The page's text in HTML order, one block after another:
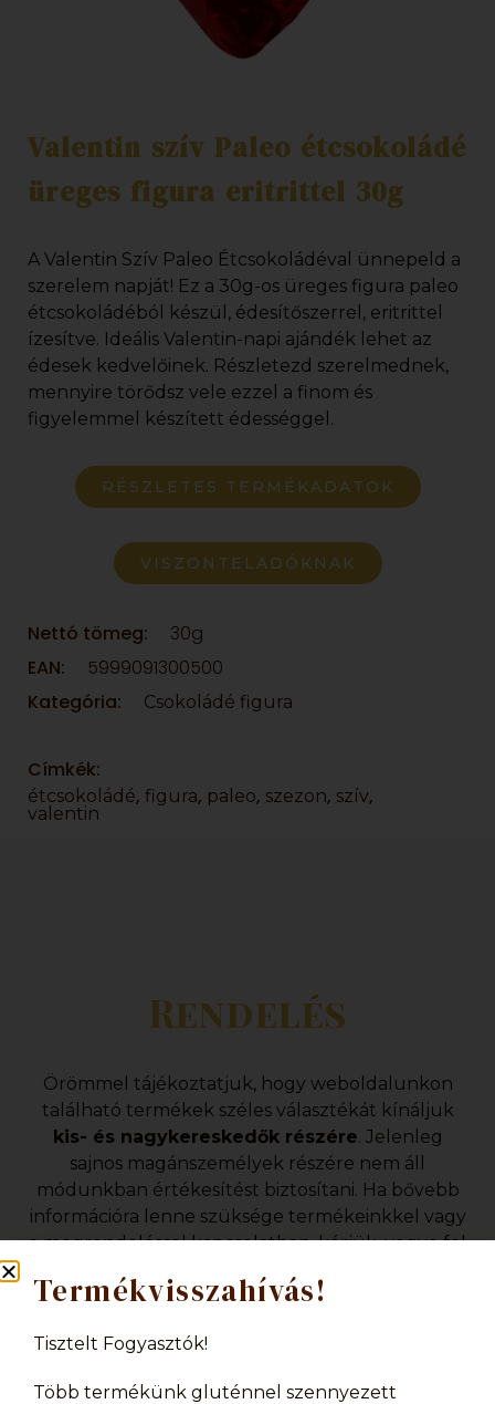
Valentin szív Paleo étcsokoládé
üreges figura eritrittel 30g
A Valentin Szív Paleo Étcsokoládéval ünnepeld a
szerelem napját! Ez a 30g-os üreges figura paleo
étcsokoládéból készül, édesítőszerrel, eritrittel
ízesítve. Ideális Valentin-napi ajándék lehet az
édesek kedvelőinek. Részletezd szerelmednek,
mennyire törődsz vele ezzel a finom és
figyelemmel készített édességgel.
RÉSZLETES TERMÉKADATOK
VISZONTELADÓKNAK
Nettó tömeg:
30g
EAN:
5999091300500
Kategória:
Csokoládé figura
Címkék:
étcsokoládé, figura, paleo, szezon, szív,
valentin
Rendelés
Örömmel tájékoztatjuk, hogy weboldalunkon
található termékek széles választékát kínáljuk
kis- és nagykereskedők részére. Jelenleg
sajnos magánszemélyek részére nem áll
módunkban értékesítést biztosítani. Ha bővebb
információra lenne szüksége termékeinkkel vagy
a megrendeléssel kapcsolatban, kérjük, vegye fel
info@karamellchoco.hu
Termékvisszahívás!
Tisztelt Fogyasztók!
Több termékünk gluténnel szennyezett